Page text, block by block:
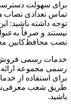
برای سهولت
تماس تعدادی نصاب
توجه داشته باشید:
نیستند و صرفاً
نصب محافظ‌کابین
خدمات رسمی فروش
رسمی مجموعه
برای استفاده از
طریق شعب
باشید.